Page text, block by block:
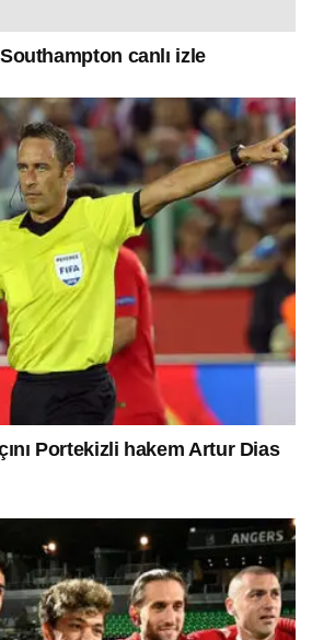
canlı izle
Portekizli hakem Artur Dias